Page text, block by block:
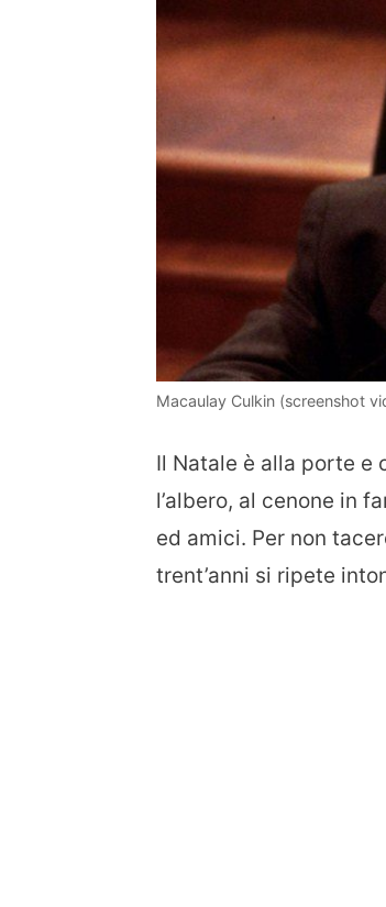
Macaulay Culkin (screenshot
Il Natale è alla porte e
l’albero, al cenone in
ed amici. Per non
trent’anni si ripete